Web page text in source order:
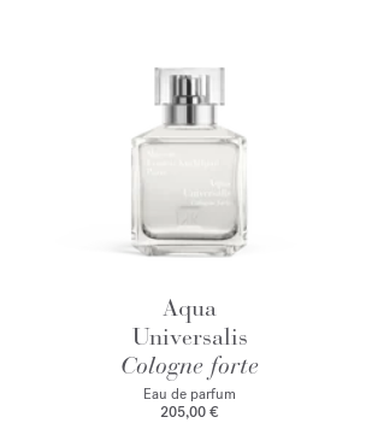
Aqua
Universalis
Cologne forte
Eau de parfum
205,00 €